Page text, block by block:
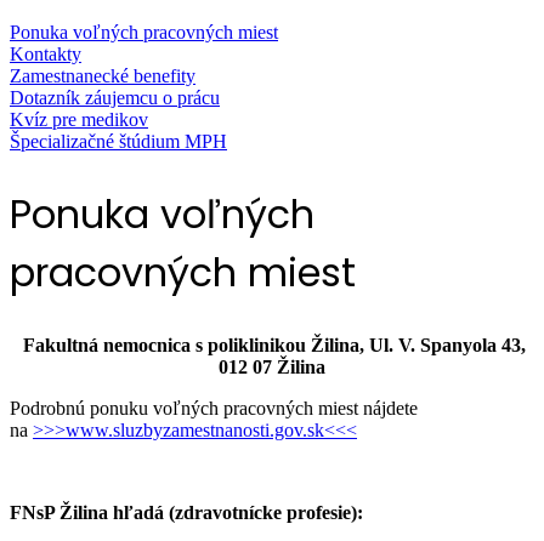
Ponuka voľných pracovných miest
Kontakty
Zamestnanecké benefity
Dotazník záujemcu o prácu
Kvíz pre medikov
Špecializačné štúdium MPH
Ponuka voľných
pracovných miest
Fakultná nemocnica s poliklinikou Žilina, Ul. V. Spanyola 43,
012 07 Žilina
Podrobnú ponuku voľných pracovných miest nájdete
na >>>www.sluzbyzamestnanosti.gov.sk<<<
FNsP Žilina hľadá (zdravotnícke profesie):